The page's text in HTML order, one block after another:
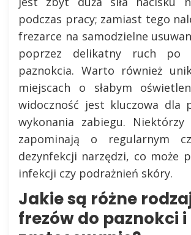
podczas pracy; zamiast tego
frezarce na samodzielne
poprzez delikatny ruch po
paznokcia. Warto również
miejscach o słabym
widoczność jest kluczowa dla
wykonania zabiegu. Niektórzy
zapominają o regularnym
dezynfekcji narzędzi, co może
infekcji czy podrażnień skóry.
Jakie są różne
frezów do paznokci i